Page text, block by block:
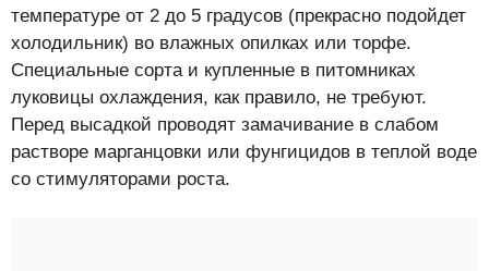
температуре от 2 до 5 градусов (прекрасно подойдет
холодильник) во влажных опилках или торфе.
Специальные сорта и купленные в питомниках
луковицы охлаждения, как правило, не требуют.
Перед высадкой проводят замачивание в слабом
растворе марганцовки или фунгицидов в теплой воде
со стимуляторами роста.